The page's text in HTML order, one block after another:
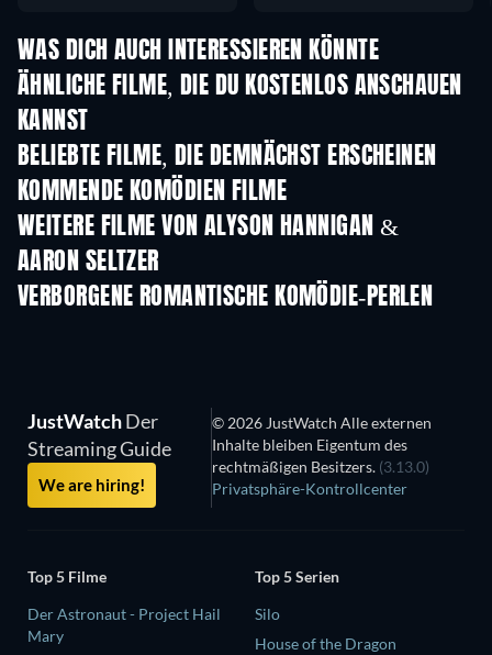
WAS DICH AUCH INTERESSIEREN KÖNNTE
ÄHNLICHE FILME, DIE DU KOSTENLOS ANSCHAUEN
KANNST
BELIEBTE FILME, DIE DEMNÄCHST ERSCHEINEN
KOMMENDE KOMÖDIEN FILME
WEITERE FILME VON ALYSON HANNIGAN &
AARON SELTZER
VERBORGENE ROMANTISCHE KOMÖDIE-PERLEN
JustWatchDer
Streaming Guide
We are hiring!
© 2026 JustWatch Alle externen
Inhalte bleiben Eigentum des
rechtmäßigen Besitzers. (3.13.0)
Privatsphäre-Kontrollcenter
Top 5 Filme
Der Astronaut - Project Hail
Mary
Top 5 Serien
Silo
House of the Dragon